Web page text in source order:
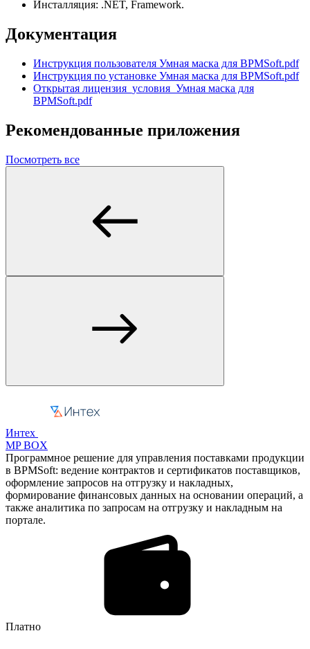
Инсталляция: .NET, Framework.
Документация
Инструкция пользователя Умная маска для BPMSoft.pdf
Инструкция по установке Умная маска для BPMSoft.pdf
Открытая лицензия_условия_Умная маска для
BPMSoft.pdf
Рекомендованные приложения
Посмотреть все
Интех
MP BOX
Программное решение для управления поставками продукции
в BPMSoft: ведение контрактов и сертификатов поставщиков,
оформление запросов на отгрузку и накладных,
формирование финансовых данных на основании операций, а
также аналитика по запросам на отгрузку и накладным на
портале.
Платно